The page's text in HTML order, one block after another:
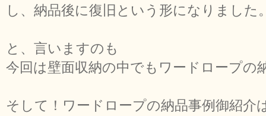
し、納品後に復旧という形になりました
と、言いますのも
今回は壁面収納の中でもワードロープの
そして！ワードロープの納品事例御紹介